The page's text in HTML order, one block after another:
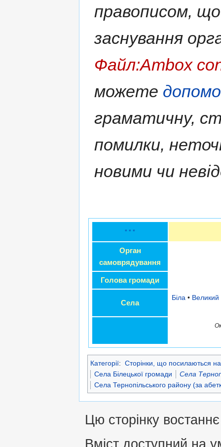
правописом,
заснування
Файл:Ambox
можете
граматичну,
помилки,
новими чи
* * *
Орган
самоврядування
Голова громади
Села
Біла • Великий
Категорії: Сторінки, що посилаються
Села Білецької громади
Села
Села Тернопільського району (за
Цю сторінку
Вміст доступний на